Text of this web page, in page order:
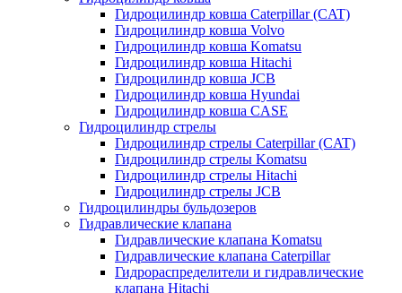
Гидроцилиндр ковша Caterpillar (CAT)
Гидроцилиндр ковша Volvo
Гидроцилиндр ковша Komatsu
Гидроцилиндр ковша Hitachi
Гидроцилиндр ковша JCB
Гидроцилиндр ковша Hyundai
Гидроцилиндр ковша CASE
Гидроцилиндр стрелы
Гидроцилиндр стрелы Caterpillar (CAT)
Гидроцилиндр стрелы Komatsu
Гидроцилиндр стрелы Hitachi
Гидроцилиндр стрелы JCB
Гидроцилиндры бульдозеров
Гидравлические клапана
Гидравлические клапана Komatsu
Гидравлические клапана Caterpillar
Гидрораспределители и гидравлические
клапана Hitachi